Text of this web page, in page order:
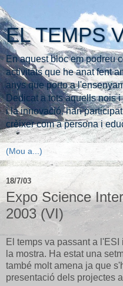
EL TEMPS
En aquest bloc em podreu
activitats que he anat fent
anys que porto a
Dedicat a tots aquells nois
i la innovació, han
crèixer com a persona i
18/7/03
Expo Science
2003 (VI)
El temps va passant a
la mostra. Ha estat una
també molt amena ja que
presentació dels projectes